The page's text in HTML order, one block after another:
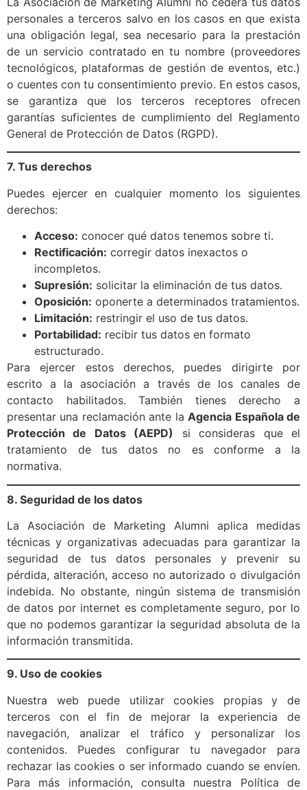
personales a terceros salvo en los casos en que exista
una obligación legal, sea necesario para la prestación
de un servicio contratado en tu nombre (proveedores
tecnológicos, plataformas de gestión de eventos, etc.)
o cuentes con tu consentimiento previo. En estos casos,
se garantiza que los terceros receptores ofrecen
garantías suficientes de cumplimiento del Reglamento
General de Protección de Datos (RGPD).
7. Tus derechos
Puedes ejercer en cualquier momento los siguientes
derechos:
Acceso: conocer qué datos tenemos sobre ti.
Rectificación: corregir datos inexactos o
incompletos.
Supresión: solicitar la eliminación de tus datos.
Oposición: oponerte a determinados tratamientos.
Limitación: restringir el uso de tus datos.
Portabilidad: recibir tus datos en formato
estructurado.
Para ejercer estos derechos, puedes dirigirte por
escrito a la asociación a través de los canales de
contacto habilitados. También tienes derecho a
presentar una reclamación ante laAgencia Española de
Protección de Datos (AEPD)
si consideras que el
tratamiento de tus datos no es conforme a la
normativa.
8. Seguridad de los datos
La Asociación de Marketing Alumni aplica medidas
técnicas y organizativas adecuadas para garantizar la
seguridad de tus datos personales y prevenir su
pérdida, alteración, acceso no autorizado o divulgación
indebida. No obstante, ningún sistema de transmisión
de datos por internet es completamente seguro, por lo
que no podemos garantizar la seguridad absoluta de la
información transmitida.
9. Uso de cookies
Nuestra web puede utilizar cookies propias y de
terceros con el fin de mejorar la experiencia de
navegación, analizar el tráfico y personalizar los
contenidos. Puedes configurar tu navegador para
rechazar las cookies o ser informado cuando se envíen.
Para más información, consulta nuestra Política de